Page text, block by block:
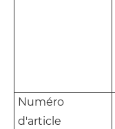
Numéro
d'article